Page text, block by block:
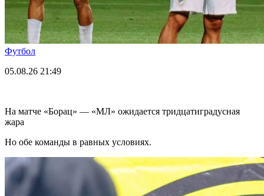
Футбол
05.08.26 21:49
На матче «Борац» — «МЛ» ожидается тридцатиградусная
жара
Но обе команды в равных условиях.